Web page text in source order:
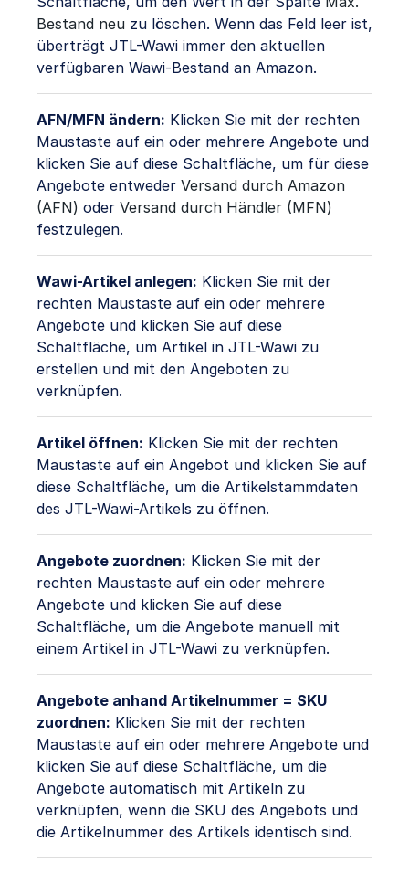
Bestand neu zu löschen. Wenn das Feld leer ist,
überträgt JTL-Wawi immer den aktuellen
verfügbaren Wawi‑Bestand an Amazon.
AFN/MFN ändern: Klicken Sie mit der rechten
Maustaste auf ein oder mehrere Angebote und
klicken Sie auf diese Schaltfläche, um für diese
Angebote entweder Versand durch Amazon
(AFN) oder Versand durch Händler (MFN)
festzulegen.
Wawi-Artikel anlegen: Klicken Sie mit der
rechten Maustaste auf ein oder mehrere
Angebote und klicken Sie auf diese
Schaltfläche, um Artikel in JTL-Wawi zu
erstellen und mit den Angeboten zu
verknüpfen.
Artikel öffnen: Klicken Sie mit der rechten
Maustaste auf ein Angebot und klicken Sie auf
diese Schaltfläche, um die Artikelstammdaten
des JTL-Wawi-Artikels zu öffnen.
Angebote zuordnen: Klicken Sie mit der
rechten Maustaste auf ein oder mehrere
Angebote und klicken Sie auf diese
Schaltfläche, um die Angebote manuell mit
einem Artikel in JTL-Wawi zu verknüpfen.
Angebote anhand Artikelnummer = SKU
zuordnen: Klicken Sie mit der rechten
Maustaste auf ein oder mehrere Angebote und
klicken Sie auf diese Schaltfläche, um die
Angebote automatisch mit Artikeln zu
verknüpfen, wenn die SKU des Angebots und
die Artikelnummer des Artikels identisch sind.